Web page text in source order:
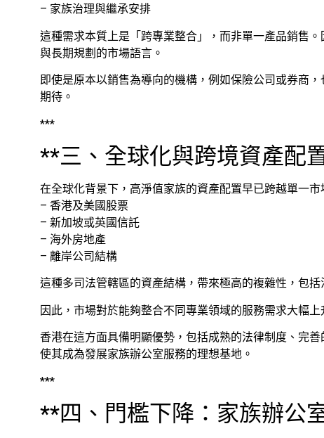
– 家族治理與繼承安排
這種需求本質上是「跨專業整合」，而非單一產品銷售
與長期規劃的市場語言。
即使是原本以銷售為導向的機構，例如保險公司或券商
期待。
***
**三、全球化與跨境資產配
在全球化背景下，高淨值家族的資產配置早已跨越單一市
– 香港及美國股票
– 新加坡或英國信託
– 海外房地產
– 離岸公司結構
這種多司法管轄區的資產結構，帶來極高的複雜性，包括
因此，市場對於能夠整合不同專業領域的服務需求大幅
香港在這方面具備明顯優勢，包括成熟的法律制度、完
使其成為發展家族辦公室服務的理想基地。
***
**四、門檻下降：家族辦公